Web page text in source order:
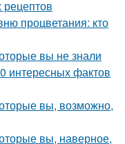
процветания: кто
вы не знали
интересных фактов
вы, возможно,
вы, наверное,